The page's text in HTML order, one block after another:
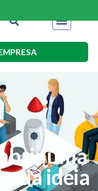
uma
sua ideia